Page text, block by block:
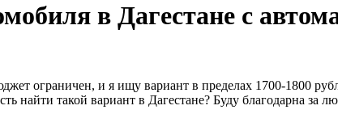
в Дагестане с
ограничен, и я ищу вариант в пределах 1700-1800
найти такой вариант в Дагестане? Буду благодарна за